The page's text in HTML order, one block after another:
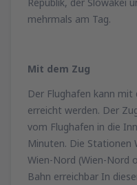
mehrmals am Tag.
Mit dem Zug
Der Flughafen kann mit
erreicht werden. Der
vom Flughafen in die
Minuten. Die Stationen
Wien-Nord (Wien-Nord
Bahn erreichbar In